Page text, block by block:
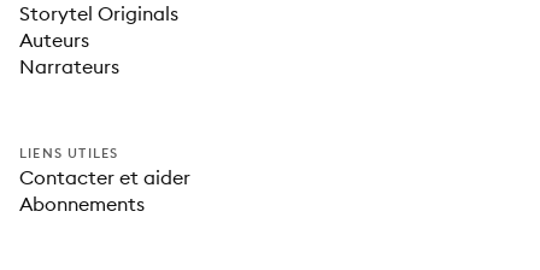
Storytel Originals
Auteurs
Narrateurs
LIENS UTILES
Contacter et aider
Abonnements